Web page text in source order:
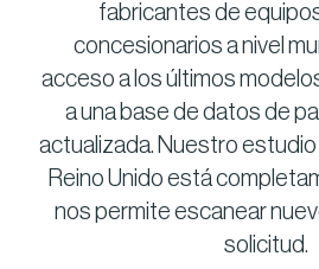
fabricantes de
concesionarios a nivel
acceso a los últimos
a una base de datos de
actualizada. Nuestro estudio
Reino Unido está
nos permite escanear
solicitud.